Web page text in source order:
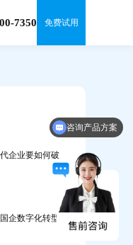
7350 免费试用
企业要如何破
企数字化转型的
咨询产品方案